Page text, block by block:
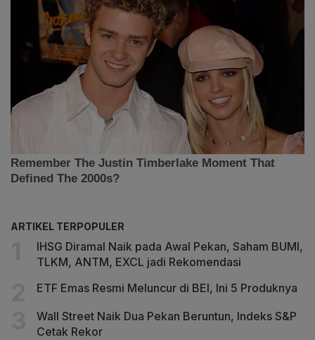
ARTIKEL TERPOPULER
IHSG Diramal Naik pada Awal Pekan, Saham BUMI,
TLKM, ANTM, EXCL jadi Rekomendasi
ETF Emas Resmi Meluncur di BEI, Ini 5 Produknya
Wall Street Naik Dua Pekan Beruntun, Indeks S&P
Cetak Rekor